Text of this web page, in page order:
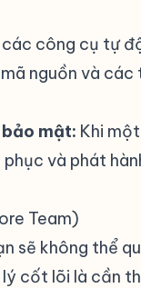
các công cụ tự
nguồn và các
mật: Khi
và phát
Team)
sẽ không thể
cốt lõi là cần